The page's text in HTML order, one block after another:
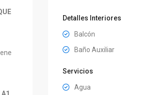
Detalles Interiores
Balcón
Baño Auxiliar
Servicios
Agua